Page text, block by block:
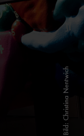
Bild: Christina Nentwich